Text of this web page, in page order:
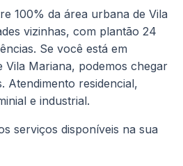
100% da área urbana de Vila
vizinhas, com plantão 24
Se você está em
Vila Mariana, podemos chegar
Atendimento residencial,
e industrial.
serviços disponíveis na sua